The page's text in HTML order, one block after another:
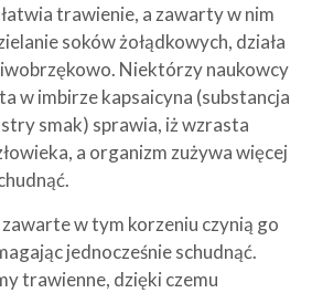
trawienie, a zawarty w nim
soków żołądkowych, działa
Niektórzy naukowcy
w imbirze kapsaicyna (substancja
smak) sprawia, iż wzrasta
a organizm zużywa więcej
w tym korzeniu czynią go
jednocześnie schudnąć.
trawienne, dzięki czemu